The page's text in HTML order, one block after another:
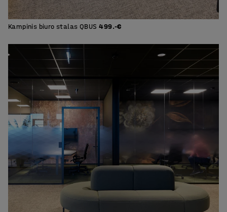
Kampinis biuro stalas QBUS 499.-€